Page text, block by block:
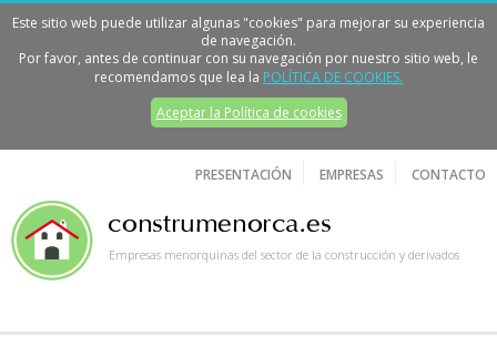
Este sitio web puede utilizar algunas "cookies" para mejorar su experiencia
de navegación.
Por favor, antes de continuar con su navegación por nuestro sitio web, le
recomendamos que lea la POLÍTICA DE COOKIES.
Aceptar la Política de cookies
Empresas menorquinas del sector de la construcción y derivados
PRESENTACIÓN EMPRESAS CONTACTO